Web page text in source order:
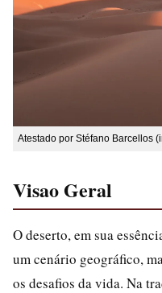
Atestado por Stéfano Barcellos
Visao Geral
O deserto, em sua
um cenário geográfico,
os desafios da vida. Na